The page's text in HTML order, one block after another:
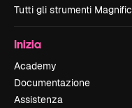
Tutti gli strumenti Magnific
Inizia
Academy
Documentazione
Assistenza